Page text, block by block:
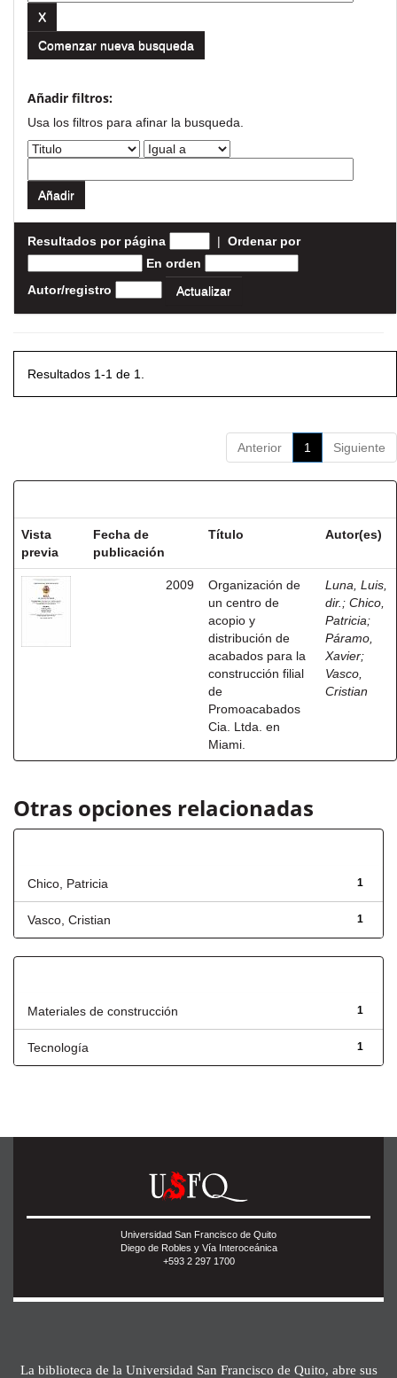
Comenzar nueva busqueda
Añadir filtros:
Usa los filtros para afinar la busqueda.
Resultados por página | Ordenar por
En orden
Autor/registro
Resultados 1-1 de 1.
Anterior 1 Siguiente
Vista
previa
Fecha de
publicación
Título Autor(es)
2009
Organización de
un centro de
acopio y
distribución de
acabados para la
construcción filial
de
Promoacabados
Cia. Ltda. en
Miami.
Luna, Luis,
dir. ; Chico,
Patricia;
Páramo,
Xavier;
Vasco,
Cristian
Otras opciones relacionadas
1
Chico, Patricia
1
Vasco, Cristian
1
Materiales de construcción
1
Tecnología
Universidad San Francisco de Quito
Diego de Robles y Vía Interoceánica
+593 2 297 1700
La biblioteca de la Universidad San Francisco de Quito, abre sus